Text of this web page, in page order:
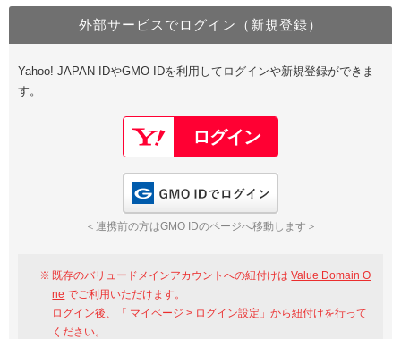
外部サービスでログイン（新規登録）
Yahoo! JAPAN IDやGMO IDを利用してログインや新規登録ができま
す。
＜連携前の方はGMO IDのページへ移動します＞
既存のバリュードメインアカウントへの紐付けはValue Domain O
ne でご利用いただけます。
ログイン後、「 マイページ > ログイン設定 」から紐付けを行って
ください。